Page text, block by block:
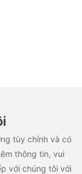
tùy chỉnh và có
thông tin, vui
với chúng tôi với